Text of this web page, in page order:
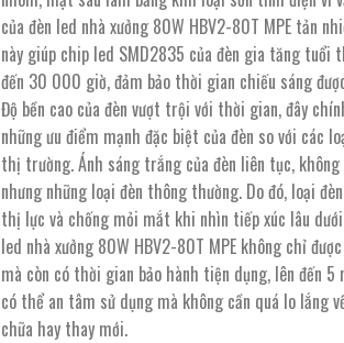
của đèn led nhà xưởng 80W HBV2-80T MPE tản
này giúp chip led SMD2835 của đèn gia tăng tuổi
đến 30 000 giờ, đảm bảo thời gian chiếu sáng
Độ bền cao của đèn vượt trội với thời gian, đây
những ưu điểm mạnh đặc biệt của đèn so với các
thị trường. Ánh sáng trắng của đèn liên tục, không
nhưng những loại đèn thông thường. Do đó, loại
thị lực và chống mỏi mắt khi nhìn tiếp xúc lâu dưới
led nhà xưởng 80W HBV2-80T MPE không chỉ
mà còn có thời gian bảo hành tiện dụng, lên đến 5
có thể an tâm sử dụng mà không cần quá lo lắng
chữa hay thay mới.